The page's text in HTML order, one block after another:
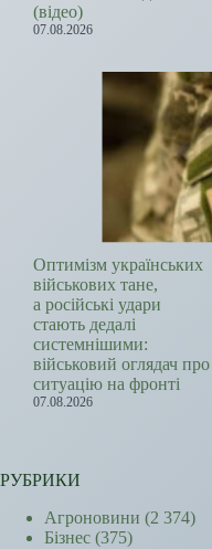
(відео)
07.08.2026
Оптимізм українських
військових тане,
а російські удари
стають дедалі
системнішими:
військовий оглядач про
ситуацію на фронті
07.08.2026
РУБРИКИ
Агроновини (2 374)
Бізнес (375)